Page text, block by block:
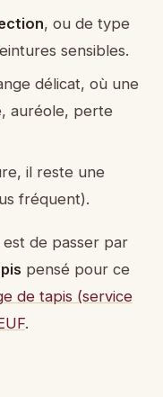
, ou de type
sensibles.
délicat, où une
auréole, perte
il reste une
fréquent).
est de passer par
pensé pour ce
de tapis (service
.